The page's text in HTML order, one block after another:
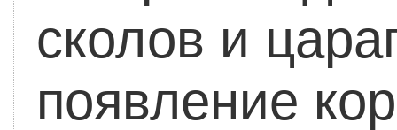
сколов и
появление